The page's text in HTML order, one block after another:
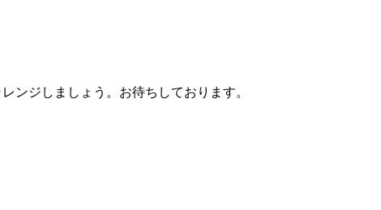
ンジしましょう。お待ちしております。